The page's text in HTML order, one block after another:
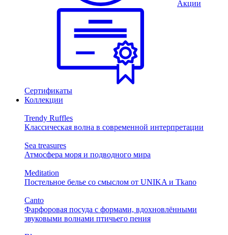
Акции
Сертификаты
Коллекции
Trendy Ruffles
Классическая волна в современной интерпретации
Sea treasures
Атмосфера моря и подводного мира
Meditation
Постельное белье со смыслом от UNIKA и Tkano
Canto
Фарфоровая посуда с формами, вдохновлёнными
звуковыми волнами птичьего пения